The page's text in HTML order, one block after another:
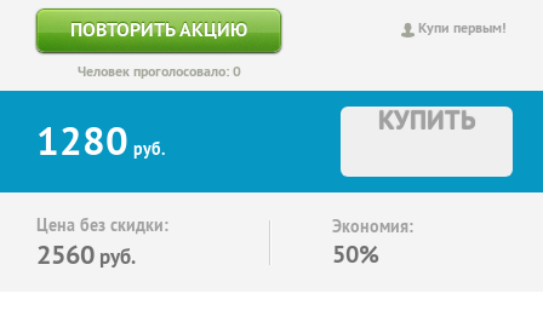
Купи первым!
ПОВТОРИТЬ АКЦИЮ
Человек проголосовало: 0
1280 руб.
КУПИТЬ
Цена без скидки:
2560 руб.
Экономия:
50%